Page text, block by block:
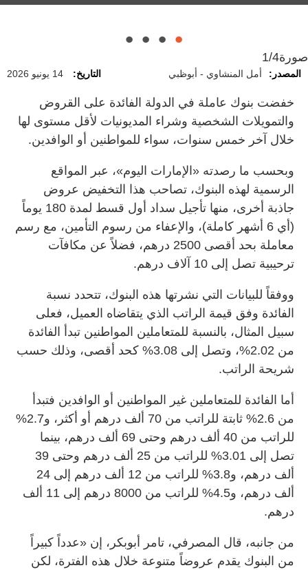
يمكن النزول عنها.
فوق القرض.
صورة1/4
المصدر: أمل المنشاوي - أبوظبي التاريخ: 14 يونيو 2026
خفضت بنوك عاملة في الدولة الفائدة على القروض
والتمويلات الشخصية وشراء المديونيات لأقل مستوى لها
خلال آخر خمس سنوات، سواء للمواطنين أو الوافدين.
وبحسب ما رصدته «الإمارات اليوم»، عبر المواقع
الرسمية لهذه البنوك، تصاحب هذا التخفيض عروض
جاذبة أخرى، منها تأجيل سداد أول قسط لمدة 180 يوماً
(أي 6 أشهر كاملة)، والإعفاء من رسوم التأمين، مع رسم
معاملة بحد أقصى 2500 درهم، فضلاً عن مكافآت
ترحيبية تصل إلى 10 آلاف درهم.
ووفقاً للبيانات التي نشرتها هذه البنوك، تتحدد نسبة
الفائدة وفق قيمة الراتب الذي يتقاضاه العميل، فعلى
سبيل المثال، بالنسبة للمتعاملين المواطنين تبدأ الفائدة
من 2.02%، وتصل إلى 3.08% كحد أقصى، وذلك حسب
شريحة الراتب.
أما الفائدة للمتعاملين غير المواطنين أو الوافدين فتبدأ
من 2.6% ثابتة للراتب من 70 ألف درهم أو أكثر، و2.7%
للراتب من 40 ألف درهم وحتى 69 ألف درهم، بينما
تصل إلى 3.01% للراتب من 25 ألف درهم وحتى 39
ألف درهم، و3.8% للراتب من 12 ألف درهم إلى 24
ألف درهم، و4.5% للراتب من 8000 درهم إلى 11 ألف
درهم.
من جانبه، قال المصرفي، تامر أبوبكر، إن «عدداً كبيراً
من البنوك يقدم عروضاً متنوعة خلال هذه الفترة، لكن